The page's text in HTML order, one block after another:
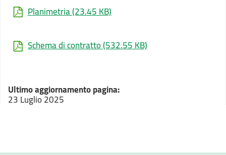
Planimetria(23.45 KB)
Schema di contratto(532.55 KB)
Ultimo aggiornamento pagina:
23 Luglio 2025